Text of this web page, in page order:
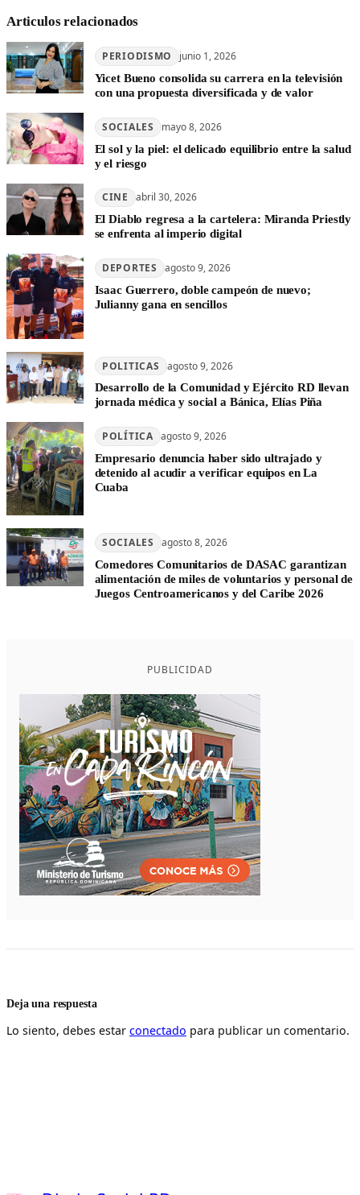
Articulos relacionados
PERIODISMO junio 1, 2026
Yicet Bueno consolida su carrera en la televisión
con una propuesta diversificada y de valor
SOCIALES mayo 8, 2026
El sol y la piel: el delicado equilibrio entre la salud
y el riesgo
CINE abril 30, 2026
El Diablo regresa a la cartelera: Miranda Priestly
se enfrenta al imperio digital
DEPORTES agosto 9, 2026
Isaac Guerrero, doble campeón de nuevo;
Julianny gana en sencillos
POLITICAS agosto 9, 2026
Desarrollo de la Comunidad y Ejército RD llevan
jornada médica y social a Bánica, Elías Piña
POLÍTICA agosto 9, 2026
Empresario denuncia haber sido ultrajado y
detenido al acudir a verificar equipos en La
Cuaba
SOCIALES agosto 8, 2026
Comedores Comunitarios de DASAC garantizan
alimentación de miles de voluntarios y personal de
Juegos Centroamericanos y del Caribe 2026
PUBLICIDAD
Deja una respuesta
Lo siento, debes estar conectado para publicar un comentario.